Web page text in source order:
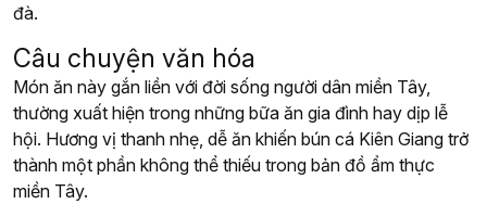
đà.
Câu chuyện văn hóa
Món ăn này gắn liền với đời sống người dân miền Tây,
thường xuất hiện trong những bữa ăn gia đình hay dịp lễ
hội. Hương vị thanh nhẹ, dễ ăn khiến bún cá Kiên Giang trở
thành một phần không thể thiếu trong bản đồ ẩm thực
miền Tây.